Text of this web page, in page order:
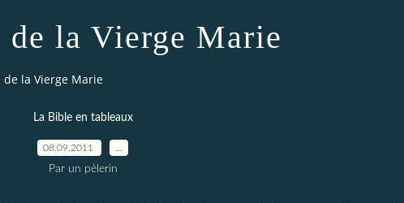
la Vierge Marie
de la Vierge Marie
La Bible en tableaux
08.09.2011
Par un pèlerin